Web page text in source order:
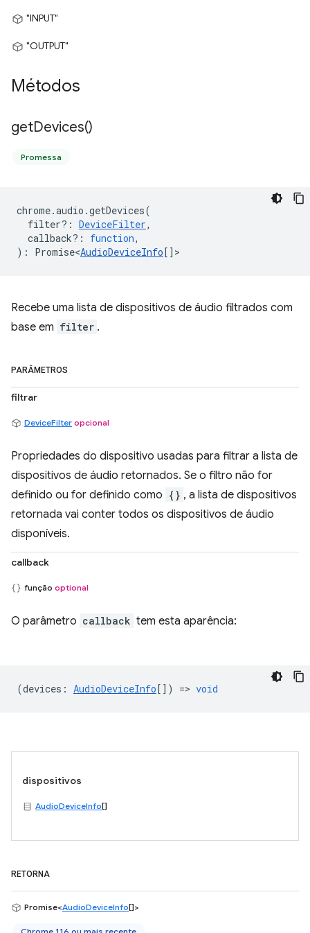
"INPUT"
"OUTPUT"
Métodos
getDevices()
Promessa
chrome.audio .getDevices(
filter? : DeviceFilter,
callback? : function,
) : Promise<AudioDeviceInfo[] >
Recebe uma lista de dispositivos de áudio filtrados com
base em filter .
PARÂMETROS
filtrar
DeviceFilter opcional
Propriedades do dispositivo usadas para filtrar a lista de
dispositivos de áudio retornados. Se o filtro não for
definido ou for definido como {} , a lista de dispositivos
retornada vai conter todos os dispositivos de áudio
disponíveis.
callback
função optional
O parâmetro callback tem esta aparência:
(devices : AudioDeviceInfo[]) => void
dispositivos
AudioDeviceInfo[]
RETORNA
Promise<AudioDeviceInfo[]>